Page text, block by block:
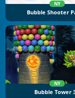
NY
Bubble Shooter
NY
Bubble Tower